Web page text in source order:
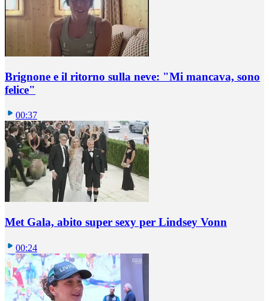
Brignone e il ritorno sulla neve: "Mi mancava, sono
felice"
00:37
Met Gala, abito super sexy per Lindsey Vonn
00:24